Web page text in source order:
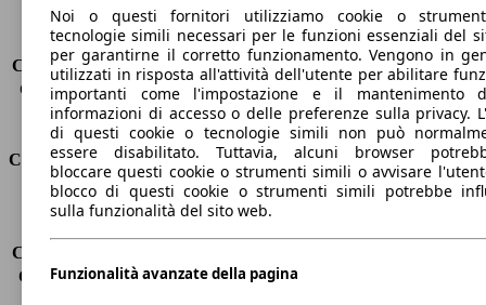
Sedili
5
Carico sul tetto
-
Capacità di traino (senza freni) -
Capacità di traino (con freni)
1600 kg
Volume del bagagliaio
480 l
Consumi
Emissioni di CO2*
130 g/km (komb.)
Consumo (extra-urbano)
Consumo (combinato)* -
Noi o questi fornitori utilizziamo cookie o
tecnologie simili necessari per le funzioni essenziali del
per garantirne il corretto funzionamento. Vengono in
utilizzati in risposta all'attività dell'utente per abilitare
importanti come l'impostazione e il mantenimento
informazioni di accesso o delle preferenze sulla privacy.
di questi cookie o tecnologie simili non può
essere disabilitato. Tuttavia, alcuni browser
bloccare questi cookie o strumenti simili o avvisare
blocco di questi cookie o strumenti simili potrebbe
sulla funzionalità del sito web.
Funzionalità avanzate della pagina